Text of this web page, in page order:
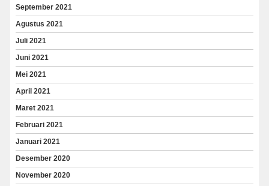
September 2021
Agustus 2021
Juli 2021
Juni 2021
Mei 2021
April 2021
Maret 2021
Februari 2021
Januari 2021
Desember 2020
November 2020